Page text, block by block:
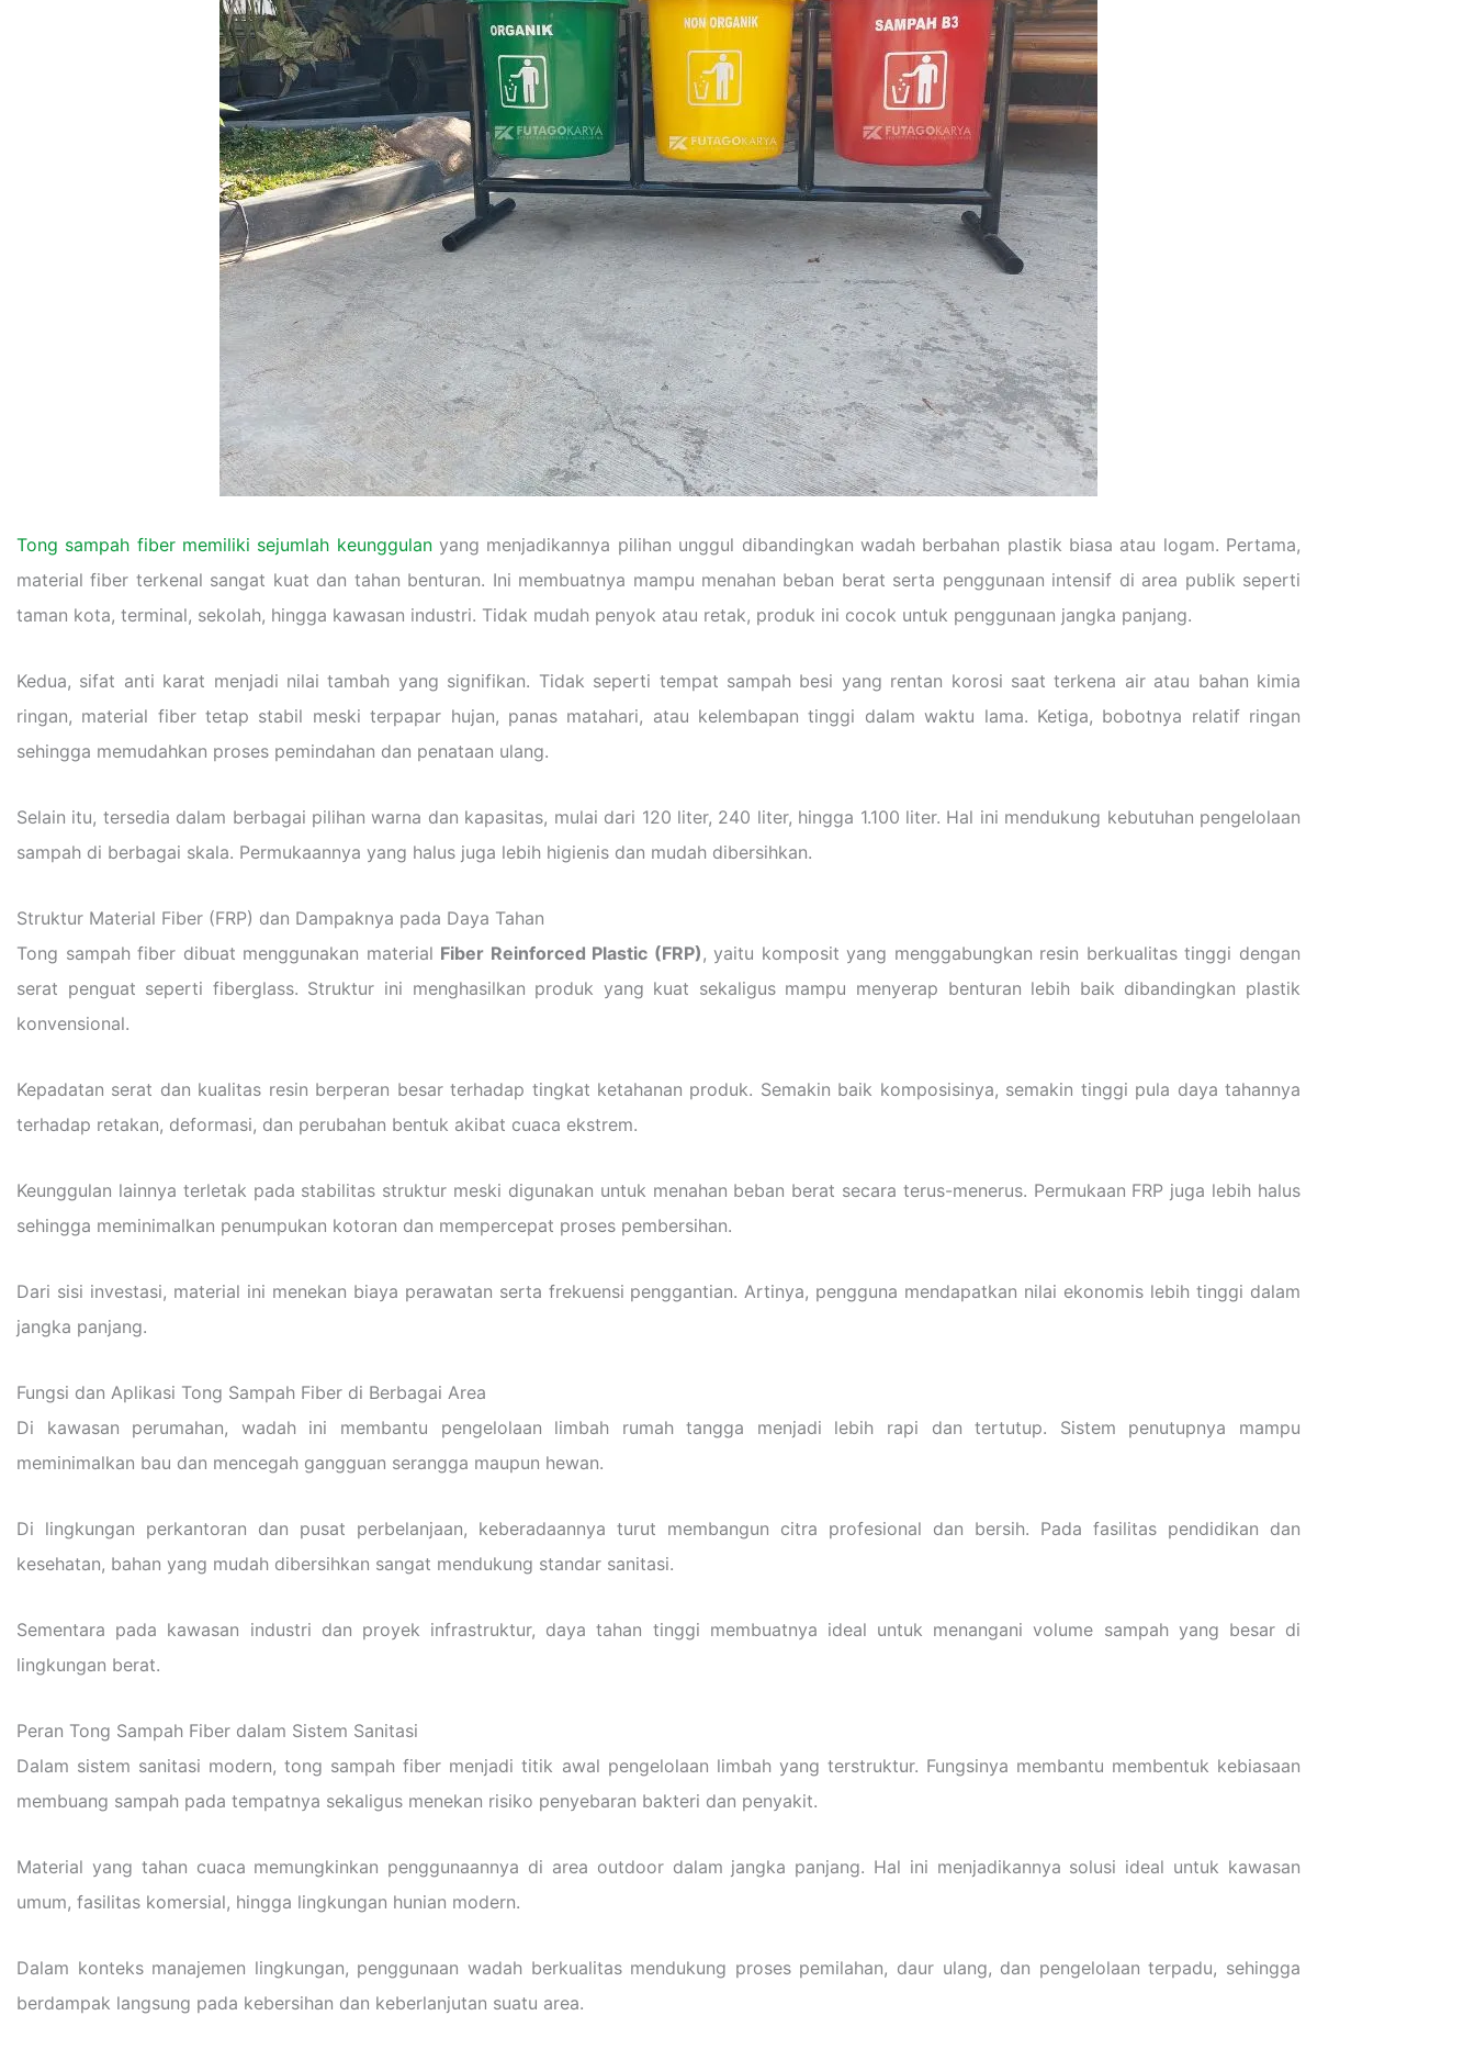
Tong sampah fiber memiliki sejumlah keunggulanyang menjadikannya pilihan unggul dibandingkan wadah berbahan plastik biasa atau logam. Pertama,
material fiber terkenal sangat kuat dan tahan benturan. Ini membuatnya mampu menahan beban berat serta penggunaan intensif di area publik seperti
taman kota, terminal, sekolah, hingga kawasan industri. Tidak mudah penyok atau retak, produk ini cocok untuk penggunaan jangka panjang.
Kedua, sifat anti karat menjadi nilai tambah yang signifikan. Tidak seperti tempat sampah besi yang rentan korosi saat terkena air atau bahan kimia
ringan, material fiber tetap stabil meski terpapar hujan, panas matahari, atau kelembapan tinggi dalam waktu lama. Ketiga, bobotnya relatif ringan
sehingga memudahkan proses pemindahan dan penataan ulang.
Selain itu, tersedia dalam berbagai pilihan warna dan kapasitas, mulai dari 120 liter, 240 liter, hingga 1.100 liter. Hal ini mendukung kebutuhan pengelolaan
sampah di berbagai skala. Permukaannya yang halus juga lebih higienis dan mudah dibersihkan.
Struktur Material Fiber (FRP) dan Dampaknya pada Daya Tahan
Tong sampah fiber dibuat menggunakan material Fiber Reinforced Plastic (FRP), yaitu komposit yang menggabungkan resin berkualitas tinggi dengan
serat penguat seperti fiberglass. Struktur ini menghasilkan produk yang kuat sekaligus mampu menyerap benturan lebih baik dibandingkan plastik
konvensional.
Kepadatan serat dan kualitas resin berperan besar terhadap tingkat ketahanan produk. Semakin baik komposisinya, semakin tinggi pula daya tahannya
terhadap retakan, deformasi, dan perubahan bentuk akibat cuaca ekstrem.
Keunggulan lainnya terletak pada stabilitas struktur meski digunakan untuk menahan beban berat secara terus-menerus. Permukaan FRP juga lebih halus
sehingga meminimalkan penumpukan kotoran dan mempercepat proses pembersihan.
Dari sisi investasi, material ini menekan biaya perawatan serta frekuensi penggantian. Artinya, pengguna mendapatkan nilai ekonomis lebih tinggi dalam
jangka panjang.
Fungsi dan Aplikasi Tong Sampah Fiber di Berbagai Area
Di kawasan perumahan, wadah ini membantu pengelolaan limbah rumah tangga menjadi lebih rapi dan tertutup. Sistem penutupnya mampu
meminimalkan bau dan mencegah gangguan serangga maupun hewan.
Di lingkungan perkantoran dan pusat perbelanjaan, keberadaannya turut membangun citra profesional dan bersih. Pada fasilitas pendidikan dan
kesehatan, bahan yang mudah dibersihkan sangat mendukung standar sanitasi.
Sementara pada kawasan industri dan proyek infrastruktur, daya tahan tinggi membuatnya ideal untuk menangani volume sampah yang besar di
lingkungan berat.
Peran Tong Sampah Fiber dalam Sistem Sanitasi
Dalam sistem sanitasi modern, tong sampah fiber menjadi titik awal pengelolaan limbah yang terstruktur. Fungsinya membantu membentuk kebiasaan
membuang sampah pada tempatnya sekaligus menekan risiko penyebaran bakteri dan penyakit.
Material yang tahan cuaca memungkinkan penggunaannya di area outdoor dalam jangka panjang. Hal ini menjadikannya solusi ideal untuk kawasan
umum, fasilitas komersial, hingga lingkungan hunian modern.
Dalam konteks manajemen lingkungan, penggunaan wadah berkualitas mendukung proses pemilahan, daur ulang, dan pengelolaan terpadu, sehingga
berdampak langsung pada kebersihan dan keberlanjutan suatu area.